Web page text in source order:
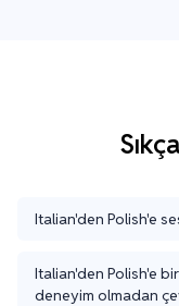
Italian'den Polish'e
Italian'den Polish'e
deneyim olmadan